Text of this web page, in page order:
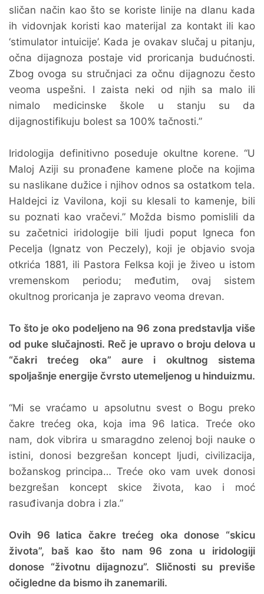
sličan način kao što se koriste linije na dlanu kada
ih vidovnjak koristi kao materijal za kontakt ili kao
‘stimulator intuicije’. Kada je ovakav slučaj u pitanju,
očna dijagnoza postaje vid proricanja budućnosti.
Zbog ovoga su stručnjaci za očnu dijagnozu često
veoma uspešni. I zaista neki od njih sa malo ili
nimalo medicinske škole u stanju su da
dijagnostifikuju bolest sa 100% tačnosti.”
Iridologija definitivno poseduje okultne korene. “U
Maloj Aziji su pronađene kamene ploče na kojima
su naslikane dužice i njihov odnos sa ostatkom tela.
Haldejci iz Vavilona, koji su klesali to kamenje, bili
su poznati kao vračevi.” Možda bismo pomislili da
su začetnici iridologije bili ljudi poput Igneca fon
Pecelja (Ignatz von Peczely), koji je objavio svoja
otkrića 1881, ili Pastora Felksa koji je živeo u istom
vremenskom periodu; međutim, ovaj sistem
okultnog proricanja je zapravo veoma drevan.
To što je oko podeljeno na 96 zona predstavlja više
od puke slučajnosti. Reč je upravo o broju delova u
“čakri trećeg oka” aure i okultnog sistema
spoljašnje energije čvrsto utemeljenog u hinduizmu.
“Mi se vraćamo u apsolutnu svest o Bogu preko
čakre trećeg oka, koja ima 96 latica. Treće oko
nam, dok vibrira u smaragdno zelenoj boji nauke o
istini, donosi bezgrešan koncept ljudi, civilizacija,
božanskog principa… Treće oko vam uvek donosi
bezgrešan koncept skice života, kao i moć
rasuđivanja dobra i zla.”
Ovih 96 latica čakre trećeg oka donose “skicu
života”, baš kao što nam 96 zona u iridologiji
donose “životnu dijagnozu”. Sličnosti su previše
očigledne da bismo ih zanemarili.